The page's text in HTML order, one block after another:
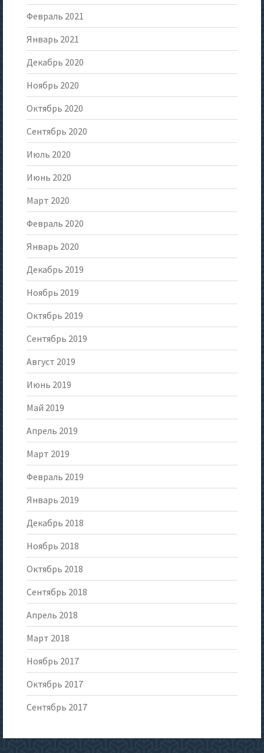
Февраль 2021
Январь 2021
Декабрь 2020
Ноябрь 2020
Октябрь 2020
Сентябрь 2020
Июль 2020
Июнь 2020
Март 2020
Февраль 2020
Январь 2020
Декабрь 2019
Ноябрь 2019
Октябрь 2019
Сентябрь 2019
Август 2019
Июнь 2019
Май 2019
Апрель 2019
Март 2019
Февраль 2019
Январь 2019
Декабрь 2018
Ноябрь 2018
Октябрь 2018
Сентябрь 2018
Апрель 2018
Март 2018
Ноябрь 2017
Октябрь 2017
Сентябрь 2017